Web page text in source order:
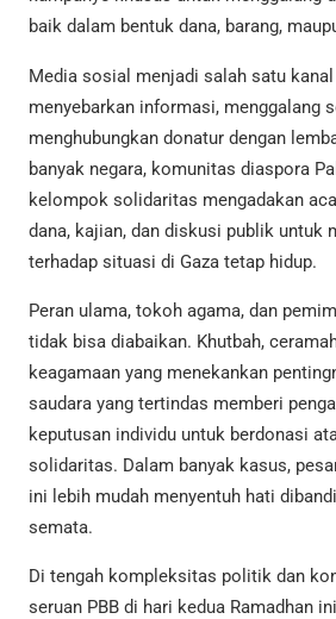
baik dalam bentuk dana, barang,
Media sosial menjadi salah satu
menyebarkan informasi, menggalang
menghubungkan donatur dengan
banyak negara, komunitas diaspora
kelompok solidaritas mengadakan
dana, kajian, dan diskusi publik untuk
terhadap situasi di Gaza tetap hidup.
Peran ulama, tokoh agama, dan
tidak bisa diabaikan. Khutbah,
keagamaan yang menekankan
saudara yang tertindas memberi
keputusan individu untuk berdonasi
solidaritas. Dalam banyak kasus,
ini lebih mudah menyentuh hati
semata.
Di tengah kompleksitas politik dan
seruan PBB di hari kedua Ramadhan